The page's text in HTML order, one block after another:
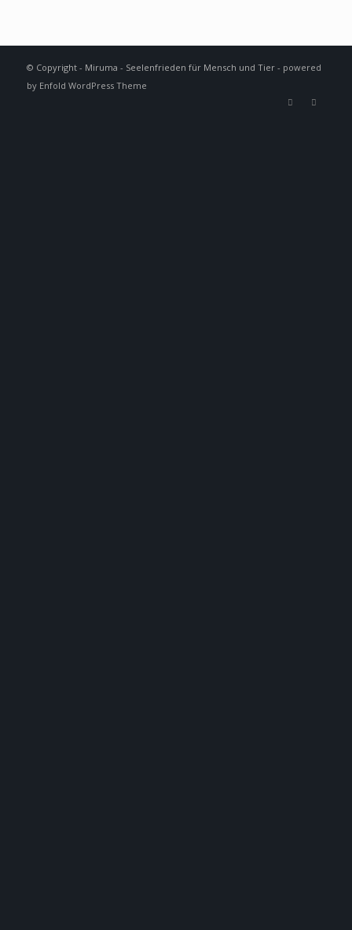
© Copyright - Miruma - Seelenfrieden für Mensch und Tier - powered
by Enfold WordPress Theme